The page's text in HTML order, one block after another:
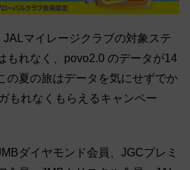
マイレージクラブの対象ステ
もれなく、povo2.0 のデータが14
の夏の旅はデータを気にせずでか
もれなくもらえるキャンペー
ダイヤモンド会員、JGCプレミ